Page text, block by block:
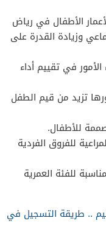
الأطفال في رياض
وزيادة القدرة على
في تقييم أداء
تزيد من قيم الطفل
للأطفال.
للفروق الفردية
للفئة العمرية
.. طريقة التسجيل في